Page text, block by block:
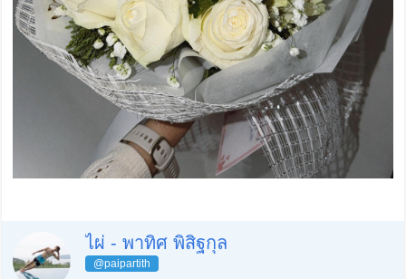
ไผ่ - พาทิศ พิสิฐกุล
@paipartith